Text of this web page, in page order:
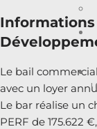
|
Le bail
avec un loyer
Le bar réalise un
PERF de 175.622